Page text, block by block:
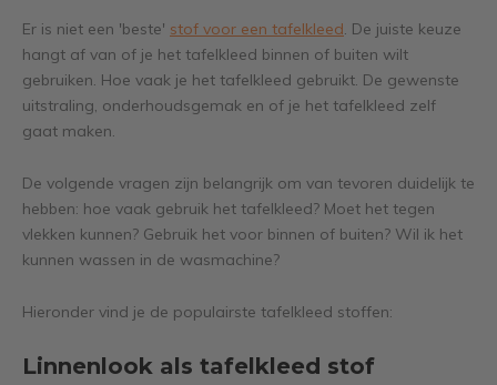
Er is niet een 'beste' stof voor een tafelkleed. De juiste keuze
hangt af van of je het tafelkleed binnen of buiten wilt
gebruiken. Hoe vaak je het tafelkleed gebruikt. De gewenste
uitstraling, onderhoudsgemak en of je het tafelkleed zelf
gaat maken.
De volgende vragen zijn belangrijk om van tevoren duidelijk te
hebben: hoe vaak gebruik het tafelkleed? Moet het tegen
vlekken kunnen? Gebruik het voor binnen of buiten? Wil ik het
kunnen wassen in de wasmachine?
Hieronder vind je de populairste tafelkleed stoffen:
Linnenlook als tafelkleed stof